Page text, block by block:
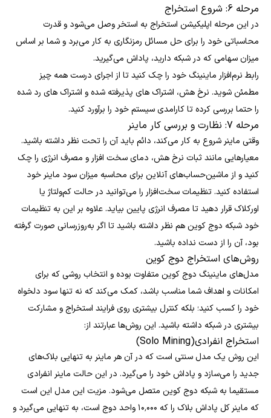
مرحله 6: شروع استخراج
در این مرحله اپلیکیشن استخراج به استخر وصل می‌شود و قدرت
محاسباتی خود را برای حل مسائل رمزنگاری به کار می‌برد و شما بر اساس
میزان سهامی که در شبکه دارید، پاداش می‌گیرید.
رابط نرم‌افزار ماینینگ خود را چک کنید تا از اجرای درست همه چیز
مطمئن شوید. نرخ هش، اشتراک های پذیرفته شده و اشتراک های رد شده
را حتما بررسی کرده تا کارامدی سیستم خود را برآورد کنید.
مرحله 7: نظارت و بررسی کار ماینر
وقتی ماینر شروع به کار می‌کند، دائم باید آن را تحت نظر داشته باشید.
معیارهایی مانند ثبات نرخ هش، دمای سخت افزار و مصرف انرژی را چک
کنید و از ماشین‌حساب‌های آنلاین برای محاسبه میزان سود ماینر خود
استفاده کنید. تنظیمات سخت‌افزار را می‌توانید در حالت کم‌ولتاژ یا
اورکلاک قرار دهید تا مصرف انرژی پایین بیاید. علاوه بر این به تنظیمات
خود شبکه دوج کوین هم نظر داشته باشید تا اگر به‌روزرسانی صورت گرفته
بود، آن را از دست نداده باشید.
روش‌های استخراج دوج کوین
مدل‌های ماینینگ دوج کوین متفاوت بوده و انتخاب روشی که برای
امکانات و اهداف شما مناسب باشد، کمک می‌کند که نه تنها سود دلخواه
خود را کسب کنید؛ بلکه کنترل بیشتری روی فرایند استخراج و مشارکت
بیشتری در شبکه داشته باشید. این روش‌ها عبارتند از:
استخراج انفرادی(Solo Mining)
این روش یک مدل سنتی است که در آن هر ماینر به تنهایی بلاک‌های
جدید را می‌سازد و پاداش خود را می‌گیرد. در این حالت ماینر انفرادی
مستقیما به شبکه دوج کوین متصل می‌شود. مزیت این مدل این است
که ماینر کل پاداش بلاک را که ۱۰٬۰۰۰ واحد دوج است، به تنهایی می‌گیرد و